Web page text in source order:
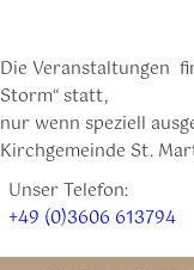
Die Veranstaltungen
Storm“ statt,
nur wenn speziell
Kirchgemeinde St.
Unser Telefon:
+49 (0)3606 613794